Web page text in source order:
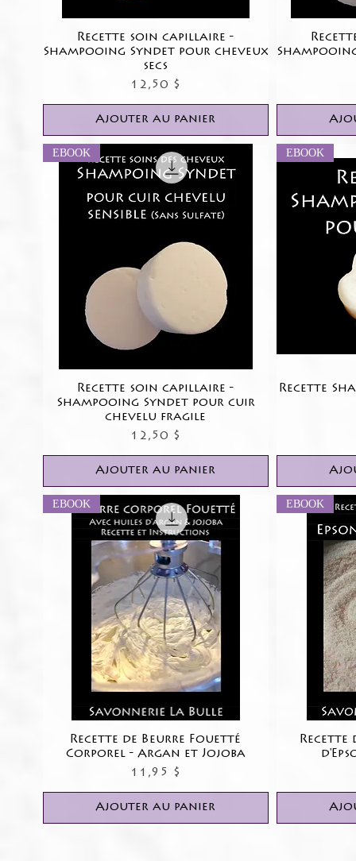
Aperçu rapide
Recette soin capillaire -
Shampooing Syndet pour cheveux
secs
Prix
12,50 $
Ajouter au panier
Aperçu rapide
EBOOK
Recette soin capillaire -
Shampooing Syndet pour cuir
chevelu fragile
Prix
12,50 $
Ajouter au panier
EBOOK
Recette
Aperçu rapide
EBOOK
Recette de Beurre Fouetté
Corporel - Argan et Jojoba
Prix
11,95 $
Ajouter au panier
EBOOK
Recette